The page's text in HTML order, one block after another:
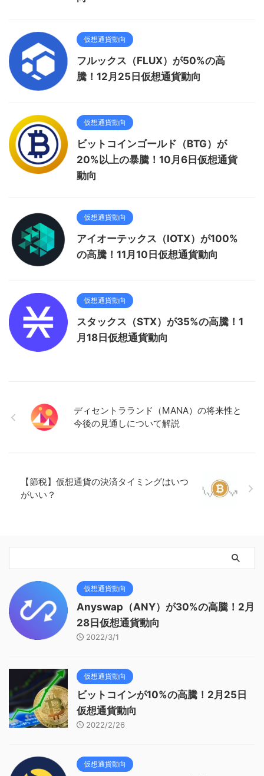
仮想通貨動向
フルックス（FLUX）が50%の高
騰！12月25日仮想通貨動向
仮想通貨動向
ビットコインゴールド（BTG）が
20%以上の暴騰！10月6日仮想通貨
動向
仮想通貨動向
アイオーテックス（IOTX）が100%
の高騰！11月10日仮想通貨動向
仮想通貨動向
スタックス（STX）が35%の高騰！1
月18日仮想通貨動向
ディセントラランド（MANA）の将来性と
今後の見通しについて解説
【節税】仮想通貨の決済タイミングはいつ
がいい？
仮想通貨動向
Anyswap（ANY）が30%の高騰！2月
28日仮想通貨動向
2022/3/1
仮想通貨動向
ビットコインが10%の高騰！2月25日
仮想通貨動向
2022/2/26
仮想通貨動向